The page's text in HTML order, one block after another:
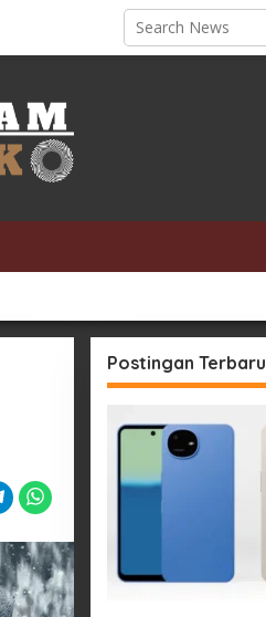
Postingan Terbaru